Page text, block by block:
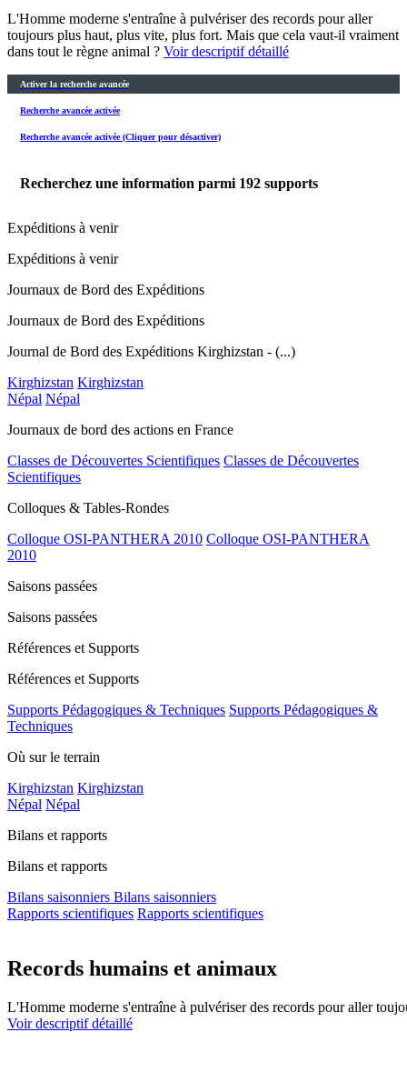
L'Homme moderne s'entraîne à pulvériser des records pour aller
toujours plus haut, plus vite, plus fort. Mais que cela vaut-il vraiment
dans tout le règne animal ? Voir descriptif détaillé
Activer la recherche avancée
Recherche avancée activée
Recherche avancée activée (Cliquer pour désactiver)
Recherchez une information parmi 192 supports
Expéditions à venir
Expéditions à venir
Journaux de Bord des Expéditions
Journaux de Bord des Expéditions
Journal de Bord des Expéditions Kirghizstan - (...)
Kirghizstan Kirghizstan
Népal Népal
Journaux de bord des actions en France
Classes de Découvertes Scientifiques Classes de Découvertes
Scientifiques
Colloques & Tables-Rondes
Colloque OSI-PANTHERA 2010 Colloque OSI-PANTHERA
2010
Saisons passées
Saisons passées
Références et Supports
Références et Supports
Supports Pédagogiques & Techniques Supports Pédagogiques &
Techniques
Où sur le terrain
Kirghizstan Kirghizstan
Népal Népal
Bilans et rapports
Bilans et rapports
Bilans saisonniers Bilans saisonniers
Rapports scientifiques Rapports scientifiques
Records humains et animaux
L'Homme moderne s'entraîne à pulvériser des records pour aller
Voir descriptif détaillé